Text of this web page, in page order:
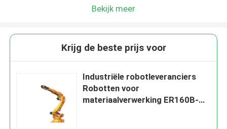
Bekijk meer
Krijg de beste prijs voor
Industriële robotleveranciers
Robotten voor
materiaalverwerking ER160B-